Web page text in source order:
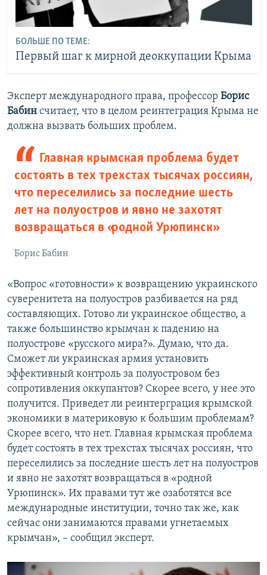
БОЛЬШЕ ПО ТЕМЕ:
Первый шаг к мирной деоккупации Крыма
Эксперт международного права, профессор Борис
Бабин считает, что в целом реинтеграция Крыма не
должна вызвать больших проблем.
Главная крымская проблема будет
состоять в тех трехстах тысячах россиян,
что переселились за последние шесть
лет на полуостров и явно не захотят
возвращаться в «родной Урюпинск»
Борис Бабин
«Вопрос «готовности» к возвращению украинского
суверенитета на полуостров разбивается на ряд
составляющих. Готово ли украинское общество, а
также большинство крымчан к падению на
полуострове «русского мира?». Думаю, что да.
Сможет ли украинская армия установить
эффективный контроль за полуостровом без
сопротивления оккупантов? Скорее всего, у нее это
получится. Приведет ли реинтерграция крымской
экономики в материковую к большим проблемам?
Скорее всего, что нет. Главная крымская проблема
будет состоять в тех трехстах тысячах россиян, что
переселились за последние шесть лет на полуостров
и явно не захотят возвращаться в «родной
Урюпинск». Их правами тут же озаботятся все
международные институции, точно так же, как
сейчас они занимаются правами угнетаемых
крымчан», – сообщил эксперт.